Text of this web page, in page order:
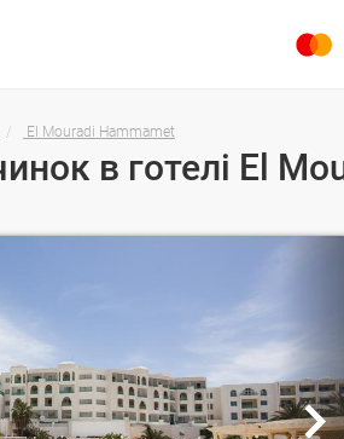
El Mouradi Hammamet